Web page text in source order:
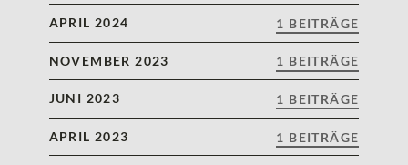
APRIL 2024 1 BEITRÄGE
NOVEMBER 2023 1 BEITRÄGE
JUNI 2023 1 BEITRÄGE
APRIL 2023 1 BEITRÄGE